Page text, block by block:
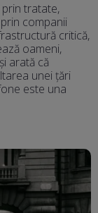
tratate,
companii
critică,
oameni,
arată că
unei țări
este una